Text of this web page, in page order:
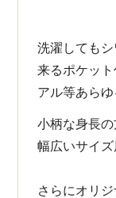
洗濯しても
来るポケッ
アル等あらゆ
小柄な身長
幅広いサイズ
さらにオリ